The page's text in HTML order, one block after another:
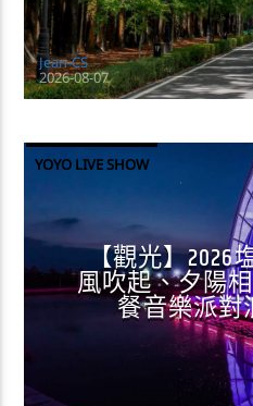
Jean-CS
2026-08-07
YOYO LIVE SHOW
【觀光】2026
風吹起、夕陽
餐音樂派對